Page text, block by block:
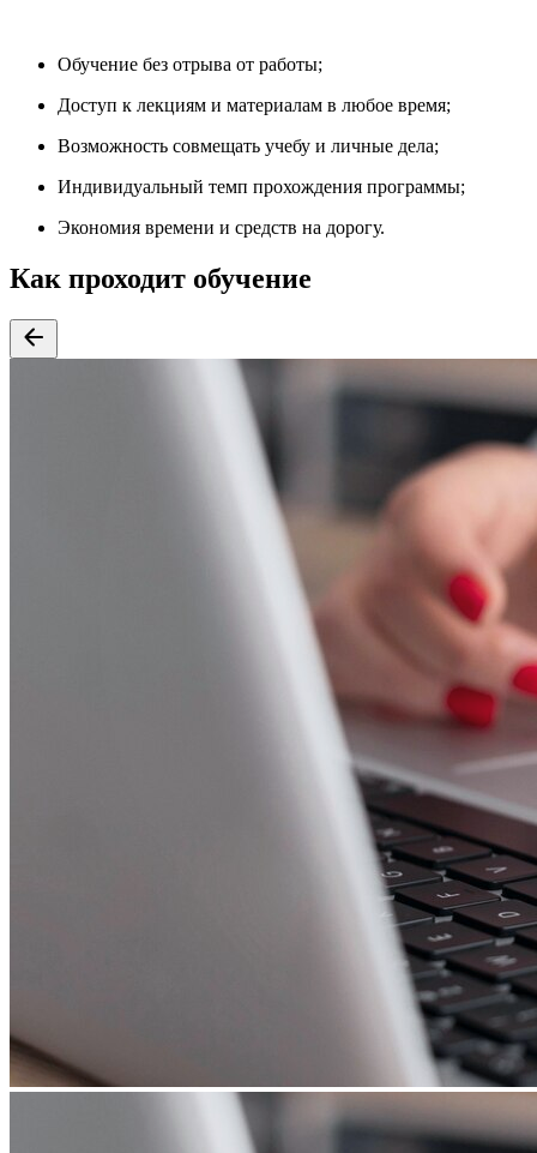
Обучение без отрыва от работы;
Доступ к лекциям и материалам в любое время;
Возможность совмещать учебу и личные дела;
Индивидуальный темп прохождения программы;
Экономия времени и средств на дорогу.
Как проходит обучение